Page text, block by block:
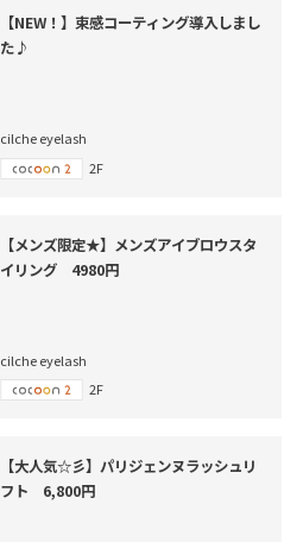
【NEW！】束感コーティング導入しまし
た♪
cilche eyelash
2F
【メンズ限定★】メンズアイブロウスタ
イリング 4980円
cilche eyelash
2F
【大人気☆彡】パリジェンヌラッシュリ
フト 6,800円